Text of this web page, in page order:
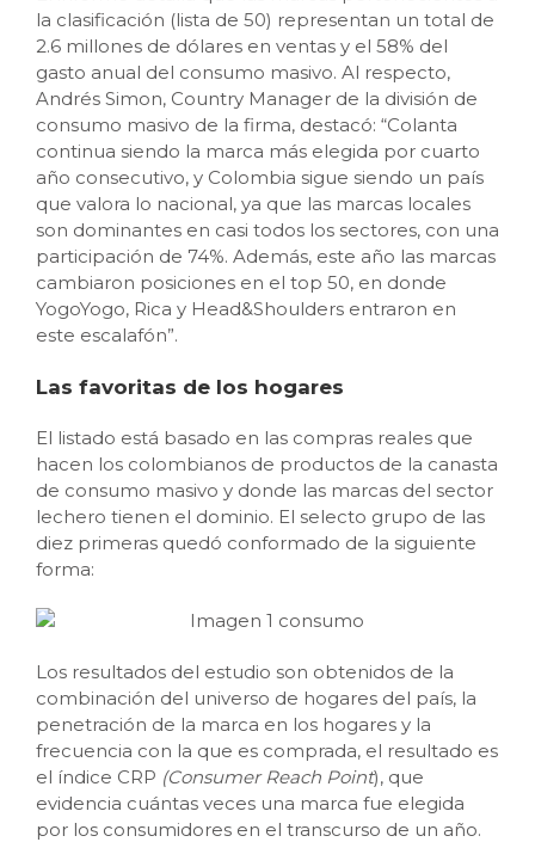
la clasificación (lista de 50) representan un total de
2.6 millones de dólares en ventas y el 58% del
gasto anual del consumo masivo. Al respecto,
Andrés Simon, Country Manager de la división de
consumo masivo de la firma, destacó: “Colanta
continua siendo la marca más elegida por cuarto
año consecutivo, y Colombia sigue siendo un país
que valora lo nacional, ya que las marcas locales
son dominantes en casi todos los sectores, con una
participación de 74%. Además, este año las marcas
cambiaron posiciones en el top 50, en donde
YogoYogo, Rica y Head&Shoulders entraron en
este escalafón”.
Las favoritas de los hogares
El listado está basado en las compras reales que
hacen los colombianos de productos de la canasta
de consumo masivo y donde las marcas del sector
lechero tienen el dominio. El selecto grupo de las
diez primeras quedó conformado de la siguiente
forma:
Los resultados del estudio son obtenidos de la
combinación del universo de hogares del país, la
penetración de la marca en los hogares y la
frecuencia con la que es comprada, el resultado es
el índice CRP (Consumer Reach Point), que
evidencia cuántas veces una marca fue elegida
por los consumidores en el transcurso de un año.